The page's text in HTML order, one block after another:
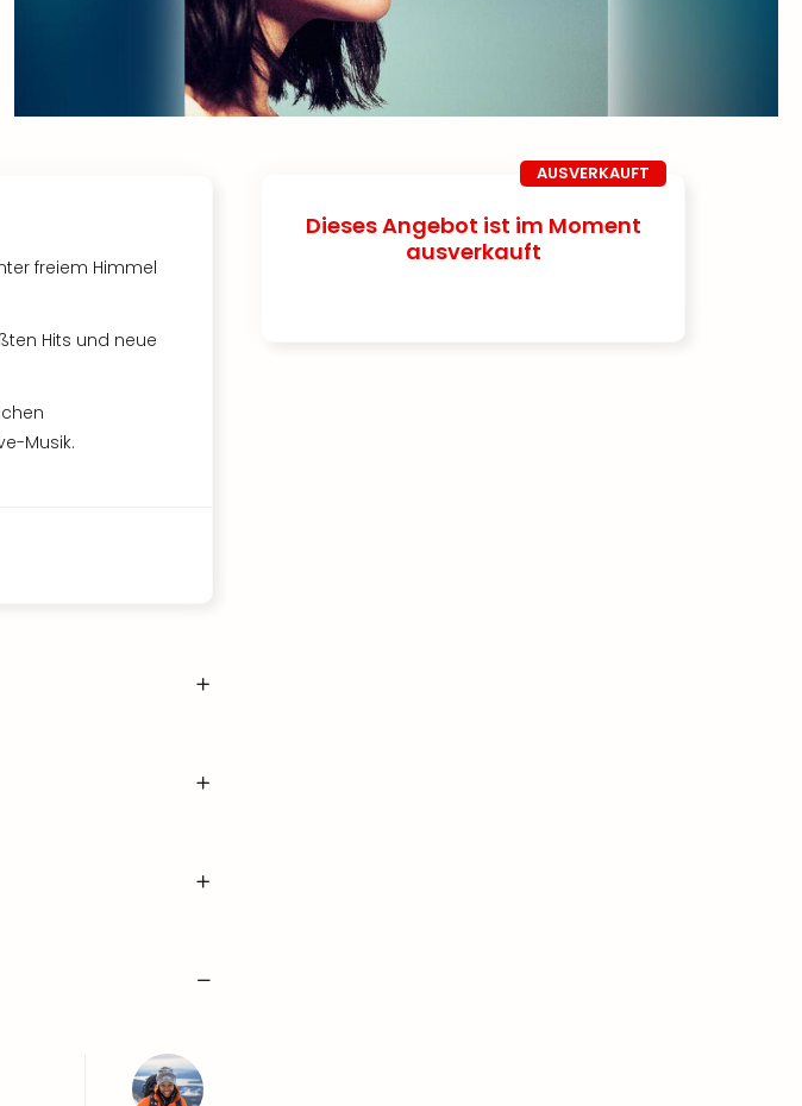
AUSVERKAUFT
Dieses Angebot ist im Moment
ausverkauft
freiem Himmel
Hits und neue
Musik.